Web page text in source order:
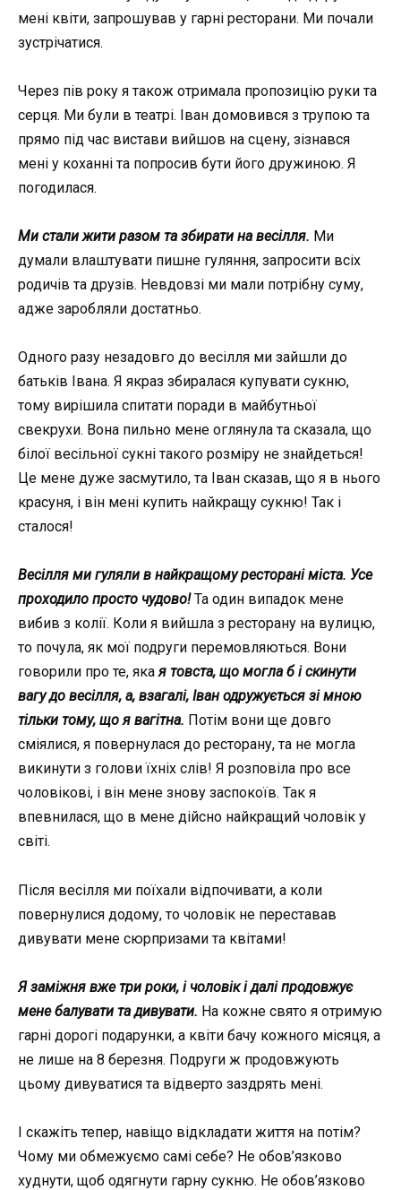
мені квіти, запрошував у гарні ресторани. Ми почали
зустрічатися.
Через пів року я також отримала пропозицію руки та
серця. Ми були в театрі. Іван домовився з трупою та
прямо під час вистави вийшов на сцену, зізнався
мені у коханні та попросив бути його дружиною. Я
погодилася.
Ми стали жити разом та збирати на весілля. Ми
думали влаштувати пишне гуляння, запросити всіх
родичів та друзів. Невдовзі ми мали потрібну суму,
адже заробляли достатньо.
Одного разу незадовго до весілля ми зайшли до
батьків Івана. Я якраз збиралася купувати сукню,
тому вирішила спитати поради в майбутньої
свекрухи. Вона пильно мене оглянула та сказала, що
білої весільної сукні такого розміру не знайдеться!
Це мене дуже засмутило, та Іван сказав, що я в нього
красуня, і він мені купить найкращу сукню! Так і
сталося!
Весілля ми гуляли в найкращому ресторані міста. Усе
проходило просто чудово! Та один випадок мене
вибив з колії. Коли я вийшла з ресторану на вулицю,
то почула, як мої подруги перемовляються. Вони
говорили про те, якая товста, що могла б і скинути
вагу до весілля, а, взагалі, Іван одружується зі мною
тільки тому, що я вагітна. Потім вони ще довго
сміялися, я повернулася до ресторану, та не могла
викинути з голови їхніх слів! Я розповіла про все
чоловікові, і він мене знову заспокоїв. Так я
впевнилася, що в мене дійсно найкращий чоловік у
світі.
Після весілля ми поїхали відпочивати, а коли
повернулися додому, то чоловік не переставав
дивувати мене сюрпризами та квітами!
Я заміжня вже три роки, і чоловік і далі продовжує
мене балувати та дивувати. На кожне свято я отримую
гарні дорогі подарунки, а квіти бачу кожного місяця, а
не лише на 8 березня. Подруги ж продовжують
цьому дивуватися та відверто заздрять мені.
І скажіть тепер, навіщо відкладати життя на потім?
Чому ми обмежуємо самі себе? Не обов’язково
худнути, щоб одягнути гарну сукню. Не обов’язково